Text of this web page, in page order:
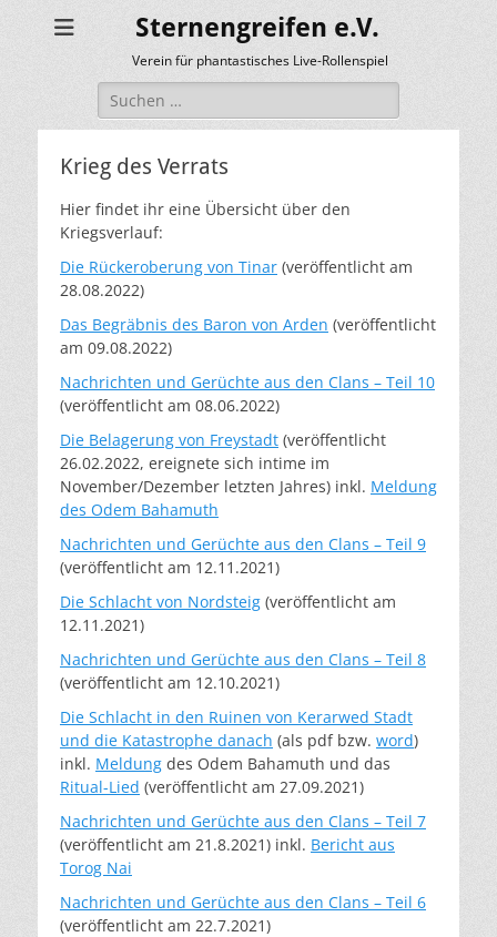
Sternengreifen e.V.
Verein für phantastisches Live-Rollenspiel
Suchen
nach:
Krieg des Verrats
Hier findet ihr eine Übersicht über den
Kriegsverlauf:
Die Rückeroberung von Tinar (veröffentlicht am
28.08.2022)
Das Begräbnis des Baron von Arden (veröffentlicht
am 09.08.2022)
Nachrichten und Gerüchte aus den Clans – Teil 10
(veröffentlicht am 08.06.2022)
Die Belagerung von Freystadt (veröffentlicht
26.02.2022, ereignete sich intime im
November/Dezember letzten Jahres) inkl. Meldung
des Odem Bahamuth
Nachrichten und Gerüchte aus den Clans – Teil 9
(veröffentlicht am 12.11.2021)
Die Schlacht von Nordsteig (veröffentlicht am
12.11.2021)
Nachrichten und Gerüchte aus den Clans – Teil 8
(veröffentlicht am 12.10.2021)
Die Schlacht in den Ruinen von Kerarwed Stadt
und die Katastrophe danach (als pdf bzw. word)
inkl. Meldung des Odem Bahamuth und das
Ritual-Lied (veröffentlicht am 27.09.2021)
Nachrichten und Gerüchte aus den Clans – Teil 7
(veröffentlicht am 21.8.2021) inkl. Bericht aus
Torog Nai
Nachrichten und Gerüchte aus den Clans – Teil 6
(veröffentlicht am 22.7.2021)